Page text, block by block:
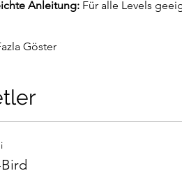
Anleitung: Für alle Levels
Göster